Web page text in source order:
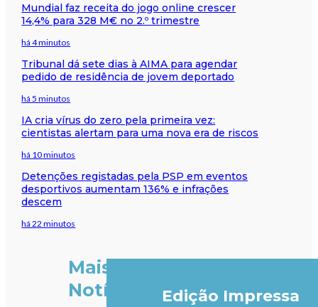
Mundial faz receita do jogo online crescer
14,4% para 328 M€ no 2.º trimestre
há 4 minutos
Tribunal dá sete dias à AIMA para agendar
pedido de residência de jovem deportado
há 5 minutos
IA cria vírus do zero pela primeira vez:
cientistas alertam para uma nova era de riscos
há 10 minutos
Detenções registadas pela PSP em eventos
desportivos aumentam 136% e infrações
descem
há 22 minutos
Mais
Notícias
Edição Impressa